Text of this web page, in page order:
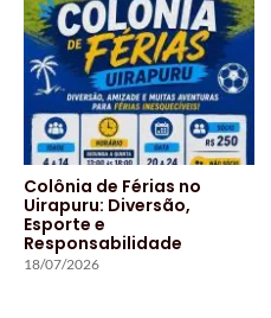
Colônia de Férias no
Uirapuru: Diversão,
Esporte e
Responsabilidade
18/07/2026